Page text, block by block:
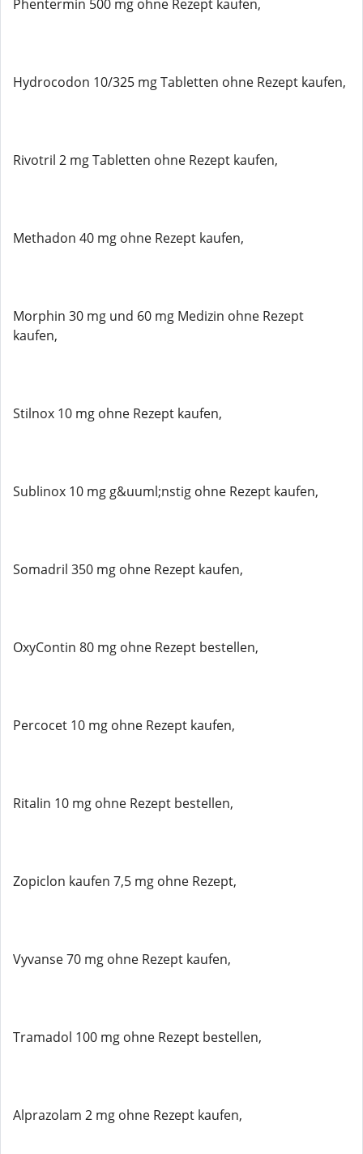
Phentermin 500 mg ohne Rezept kaufen,
Hydrocodon 10/325 mg Tabletten ohne Rezept kaufen,
Rivotril 2 mg Tabletten ohne Rezept kaufen,
Methadon 40 mg ohne Rezept kaufen,
Morphin 30 mg und 60 mg Medizin ohne Rezept
kaufen,
Stilnox 10 mg ohne Rezept kaufen,
Sublinox 10 mg g&uuml;nstig ohne Rezept kaufen,
Somadril 350 mg ohne Rezept kaufen,
OxyContin 80 mg ohne Rezept bestellen,
Percocet 10 mg ohne Rezept kaufen,
Ritalin 10 mg ohne Rezept bestellen,
Zopiclon kaufen 7,5 mg ohne Rezept,
Vyvanse 70 mg ohne Rezept kaufen,
Tramadol 100 mg ohne Rezept bestellen,
Alprazolam 2 mg ohne Rezept kaufen,